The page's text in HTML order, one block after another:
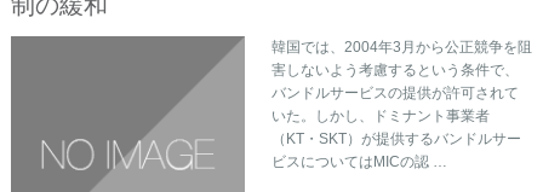
韓国では、2004年3月から公正競争を阻
害しないよう考慮するという条件で、
バンドルサービスの提供が許可されて
いた。しかし、ドミナント事業者
（KT・SKT）が提供するバンドルサー
ビスについてはMICの認 …